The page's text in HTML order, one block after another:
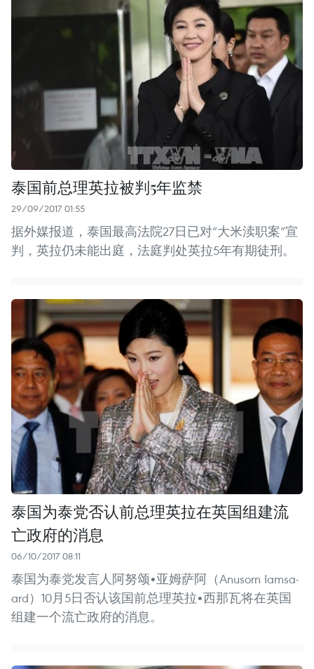
泰国前总理英拉被判5年监禁
29/09/2017 01:55
据外媒报道，泰国最高法院27日已对“大米渎职案”宣
判，英拉仍未能出庭，法庭判处英拉5年有期徒刑。
泰国为泰党否认前总理英拉在英国组建流
亡政府的消息
06/10/2017 08:11
泰国为泰党发言人阿努颂•亚姆萨阿（Anusorn Iamsa-
ard）10月5日否认该国前总理英拉•西那瓦将在英国
组建一个流亡政府的消息。